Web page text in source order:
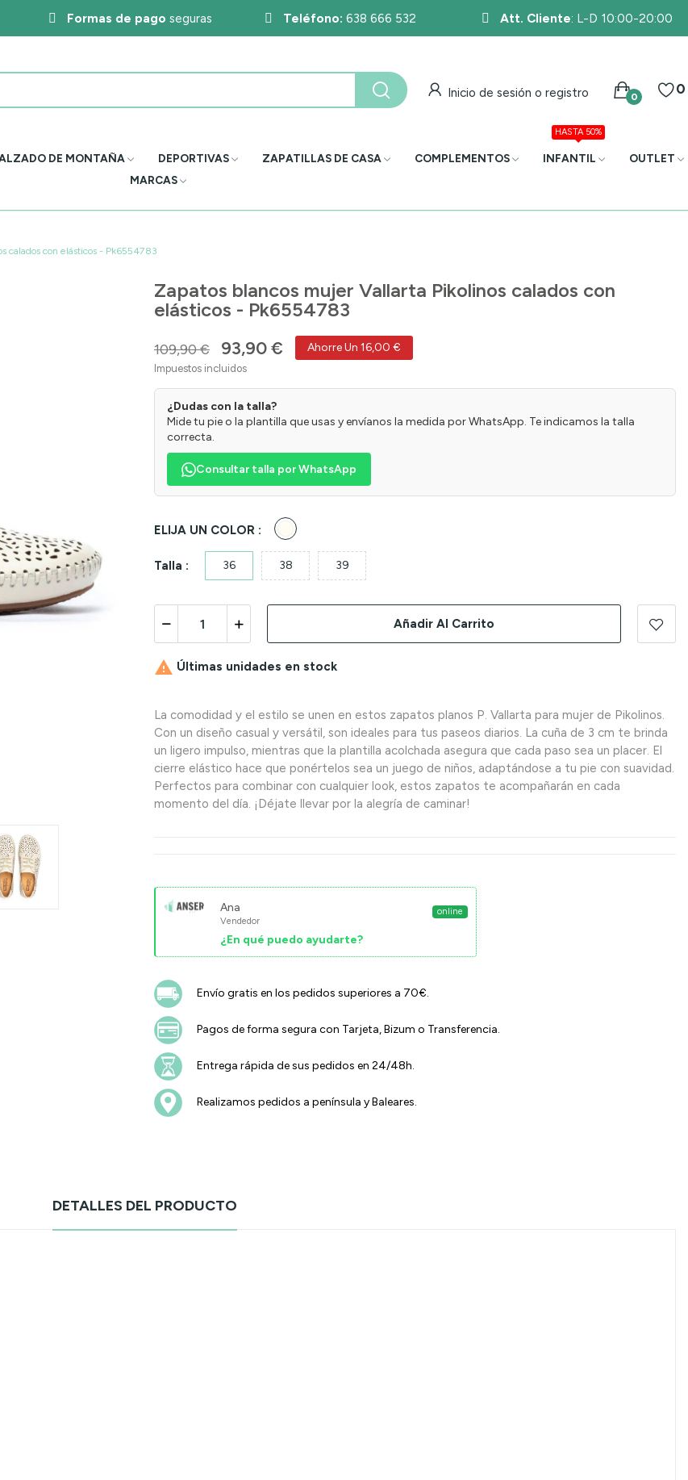
Formas de pago seguras Teléfono: 638 666 532 Att. Cliente: L-D 10:00-20:00
Inicio de sesión o registro 0 0
DE MONTAÑA DEPORTIVAS ZAPATILLAS DE CASA COMPLEMENTOS INFANTIL
HASTA 50%
OUTLET
MARCAS
calados con elásticos - Pk6554783
Zapatos blancos mujer Vallarta Pikolinos calados con
elásticos - Pk6554783
109,90 € 93,90 € Ahorre Un 16,00 €
Impuestos incluidos
¿Dudas con la talla?
Mide tu pie o la plantilla que usas y envíanos la medida por WhatsApp. Te indicamos la talla
correcta.
Consultar talla por WhatsApp
ELIJA UN COLOR : Crudo
Talla : 36 38 39
Añadir Al Carrito
 Últimas unidades en stock
La comodidad y el estilo se unen en estos zapatos planos P. Vallarta para mujer de Pikolinos.
Con un diseño casual y versátil, son ideales para tus paseos diarios. La cuña de 3 cm te brinda
un ligero impulso, mientras que la plantilla acolchada asegura que cada paso sea un placer. El
cierre elástico hace que ponértelos sea un juego de niños, adaptándose a tu pie con suavidad.
Perfectos para combinar con cualquier look, estos zapatos te acompañarán en cada
momento del día. ¡Déjate llevar por la alegría de caminar!
Ana
Vendedor
¿En qué puedo ayudarte?
online
Envío gratis en los pedidos superiores a 70€.
Pagos de forma segura con Tarjeta, Bizum o Transferencia.
Entrega rápida de sus pedidos en 24/48h.
Realizamos pedidos a península y Baleares.
DETALLES DEL PRODUCTO